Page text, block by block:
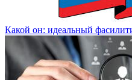
Какой он: идеальный